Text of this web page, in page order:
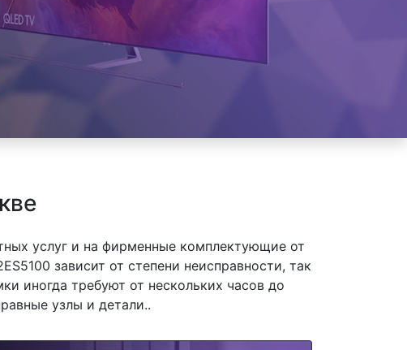
услуг и на фирменные комплектующие от
зависит от степени неисправности, так
иногда требуют от нескольких часов до
узлы и детали..